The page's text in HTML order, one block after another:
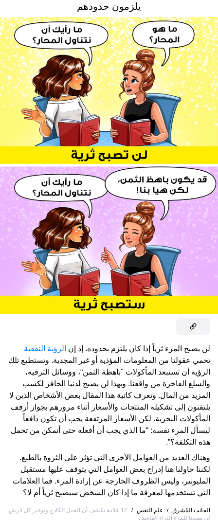
يلزمون حدودهم
لن يصبح المرء ثرياً إذا كان يلتزم بحدوده. إذ إن الرؤية النفقية
تحمي عقولنا من المعلومات المؤذية أو غير المجدية. وتستطيع تلك
الرؤية أن تستبعد المأكولات "باهظة الثمن“، ووسائل الترفيه،
والسلع الفاخرة من واقعنا. وبهذا لن يصبح لدنيا الحافز لكسب
المزيد من المال. وتعرف كاتبة هذا المقال بعض الأشخاص الذين لا
يلتفتون إلى تشكيلة المنتجات والأسعار أثناء مرورهم بجوار أرفف
المأكولات البحرية. لكن الأسعار المرتفعة يجب أن تكون دافعاً
ليسأل المرء نفسه: “ما الذي يجب أن أفعله حتى أتمكن من تحمل
هذه التكلفة؟”.
وهناك العديد من العوامل الأخرى التي تؤثر على الثروة بالطبع.
لكننا حاولنا هنا إدراج بعض العوامل التي يتوقف عليها مستقبل
المليونير، وليس الظروف الخارجة عن إرادة المرء. فما العلامات
التي تستخدمها لمعرفة ما إذا كان الشخص سيصبح ثرياً أم لا؟
الجانب المُشرق / علم النفس /
12 علامة تكشف أن العمل الكادح وتوفير كل قرش
لن يضمنا للمرء الثراء الفاحش